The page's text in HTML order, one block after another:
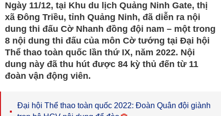
Ngày 11/12, tại Khu du lịch Quảng Ninh Gate, thị
xã Đông Triều, tỉnh Quảng Ninh, đã diễn ra nội
dung thi đấu Cờ Nhanh đồng đội nam – một trong
8 nội dung thi đấu của môn Cờ tướng tại Đại hội
Thể thao toàn quốc lần thứ IX, năm 2022. Nội
dung này đã thu hút được 84 kỳ thủ đến từ 11
đoàn vận động viên.
Đại hội Thể thao toàn quốc 2022: Đoàn Quân đội giành